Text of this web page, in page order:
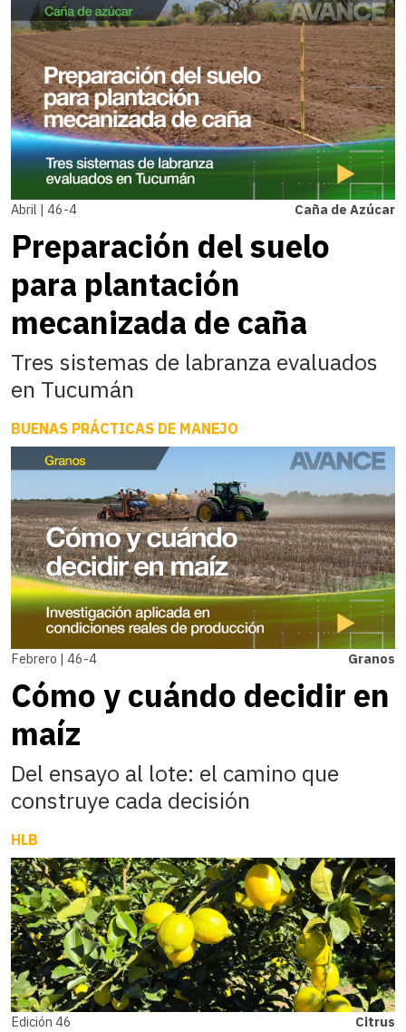
Abril | 46-4 Caña de Azúcar
Preparación del suelo
para plantación
mecanizada de caña
Tres sistemas de labranza evaluados
en Tucumán
BUENAS PRÁCTICAS DE MANEJO
Febrero | 46-4 Granos
Cómo y cuándo decidir en
maíz
Del ensayo al lote: el camino que
construye cada decisión
HLB
Edición 46 Citrus